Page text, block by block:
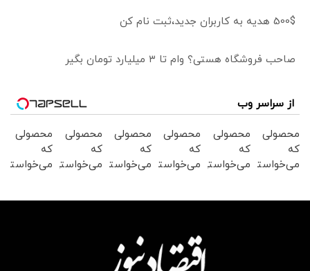
500$ هدیه به کاربران جدید،ثبت نام کن
صاحب فروشگاه هستی؟ وام تا ۳ میلیارد تومان بگیر
از سراسر وب
محصولی
که
می‌خواستی
محصولی
که
می‌خواستی
محصولی
که
می‌خواستی
بخر !
محصولی
که
می‌خواستی
بخر !
محصولی
که
می‌خواستی
محصولی
که
می‌خواستی